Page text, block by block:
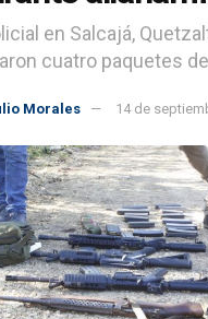
en Salcajá,
cuatro paquetes
Morales 14 de